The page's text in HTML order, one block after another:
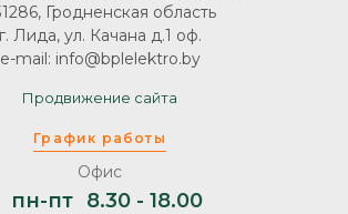
График работы
Офис
пн-пт 8.30 - 18.00
Гродненская область
г. Лида, ул. Качана д.1 оф.
e-mail: info@bplelektro.by
Продвижение сайта